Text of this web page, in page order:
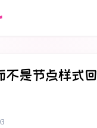
是节点样式